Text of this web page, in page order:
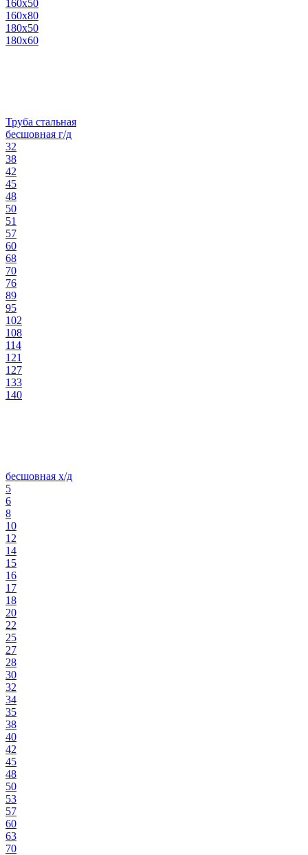
160х50
160х80
180х50
180х60
Труба стальная
бесшовная г/д
32
38
42
45
48
50
51
57
60
68
70
76
89
95
102
108
114
121
127
133
140
бесшовная х/д
5
6
8
10
12
14
15
16
17
18
20
22
25
27
28
30
32
34
35
38
40
42
45
48
50
53
57
60
63
70